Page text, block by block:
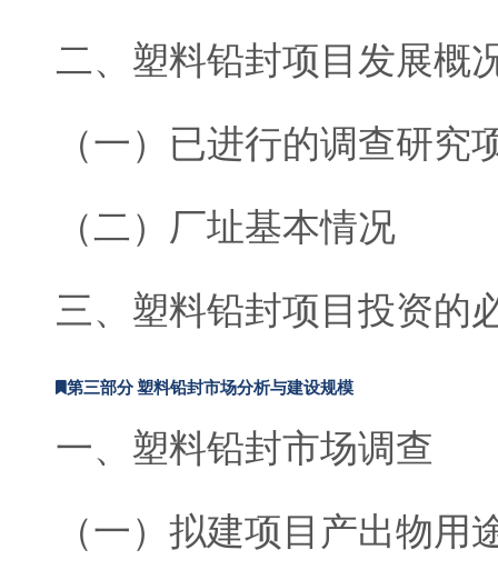
二、塑料铅封项目发展概
（一）已进行的调查研究
（二）厂址基本情况
三、塑料铅封项目投资的
第三部分 塑料铅封市场分析与建设规模
一、塑料铅封市场调查
（一）拟建项目产出物用